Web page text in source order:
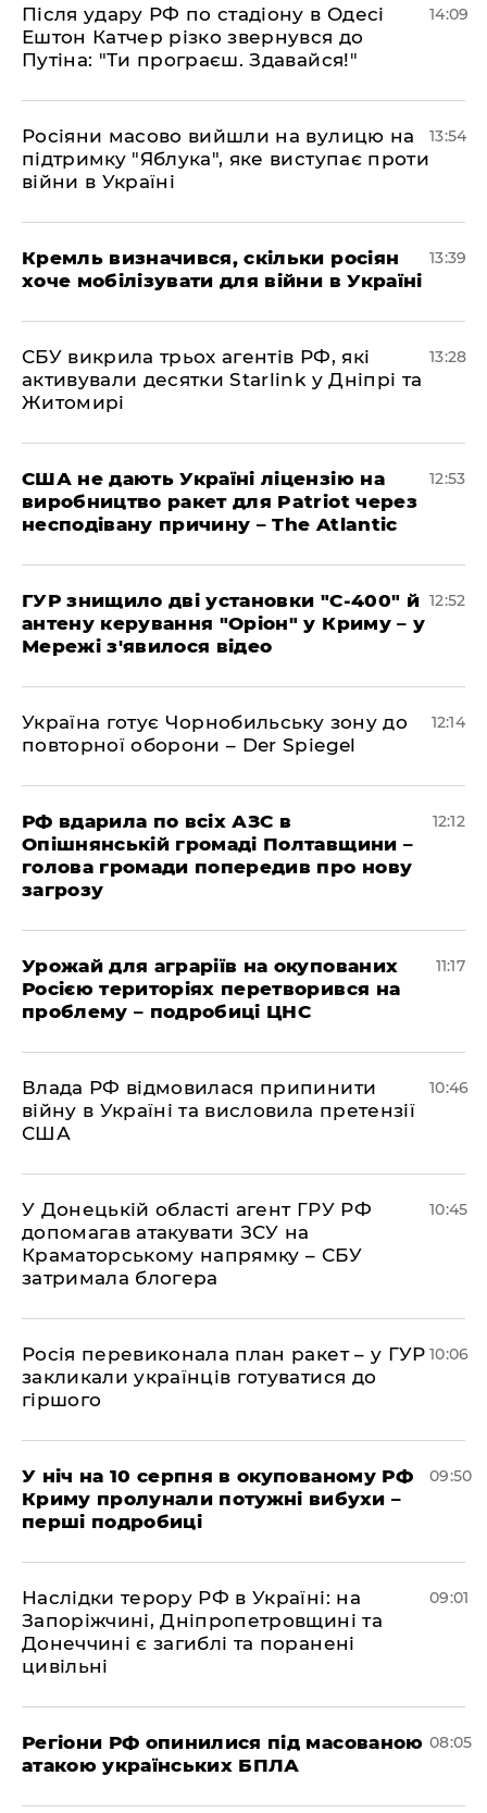
Після удару РФ по стадіону в Одесі
Ештон Катчер різко звернувся до
Путіна: "Ти програєш. Здавайся!"
14:09
Росіяни масово вийшли на вулицю на
підтримку "Яблука", яке виступає проти
війни в Україні
13:54
Кремль визначився, скільки росіян
хоче мобілізувати для війни в Україні
13:39
СБУ викрила трьох агентів РФ, які
активували десятки Starlink у Дніпрі та
Житомирі
13:28
США не дають Україні ліцензію на
виробництво ракет для Patriot через
несподівану причину – The Atlantic
12:53
ГУР знищило дві установки "С-400" й
антену керування "Оріон" у Криму – у
Мережі з'явилося відео
12:52
Україна готує Чорнобильську зону до
повторної оборони – Der Spiegel
12:14
РФ вдарила по всіх АЗС в
Опішнянській громаді Полтавщини –
голова громади попередив про нову
загрозу
12:12
Урожай для аграріїв на окупованих
Росією територіях перетворився на
проблему – подробиці ЦНС
11:17
Влада РФ відмовилася припинити
війну в Україні та висловила претензії
США
10:46
У Донецькій області агент ГРУ РФ
допомагав атакувати ЗСУ на
Краматорському напрямку – СБУ
затримала блогера
10:45
Росія перевиконала план ракет – у ГУР
закликали українців готуватися до
гіршого
10:06
У ніч на 10 серпня в окупованому РФ
Криму пролунали потужні вибухи –
перші подробиці
09:50
Наслідки терору РФ в Україні: на
Запоріжчині, Дніпропетровщині та
Донеччині є загиблі та поранені
цивільні
09:01
Регіони РФ опинилися під масованою
атакою українських БПЛА
08:05